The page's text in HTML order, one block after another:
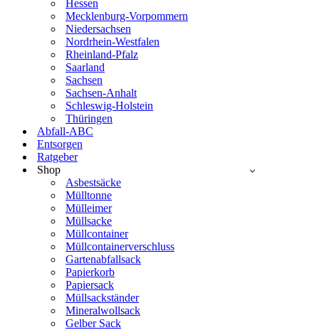
Hessen
Mecklenburg-Vorpommern
Niedersachsen
Nordrhein-Westfalen
Rheinland-Pfalz
Saarland
Sachsen
Sachsen-Anhalt
Schleswig-Holstein
Thüringen
Abfall-ABC
Entsorgen
Ratgeber
Shop
Asbestsäcke
Mülltonne
Mülleimer
Müllsacke
Müllcontainer
Müllcontainerverschluss
Gartenabfallsack
Papierkorb
Papiersack
Müllsackständer
Mineralwollsack
Gelber Sack